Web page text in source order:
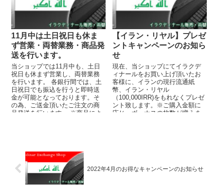
11月中は土日祝日も休ま
ず営業・両替業務・商品発
送を行います。
当ショップでは11月中も、土日
祝日も休まず営業し、両替業務
を行います。 各銀行間では、土
日祝日でも振込を行うと即時送
金が可能となっております。そ
の為、ご送金頂いたご注文の商
品発送を行います。 ※商品によ
【イラン・リヤル】プレゼ
ントキャンペーンのお知ら
せ
現在、当ショップにてイラクデ
ィナールをお買い上げ頂いたお
客様に、イランの現行流通紙
幣、イラン・リヤル
（100,000IRR)をもれなくプレゼ
ント致します。※ご購入金額に
応じ、ボーナスの枚数が増えま
2022年4月のお得なキャンペーンのお知らせ